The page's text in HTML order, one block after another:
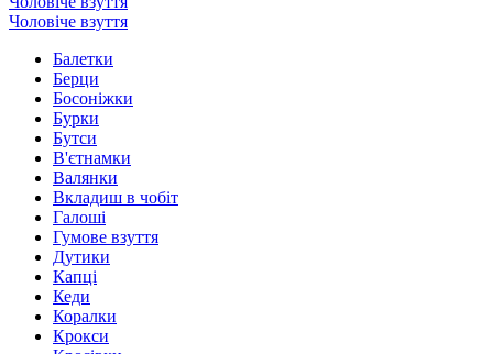
Чоловіче взуття
Балетки
Берци
Босоніжки
Бурки
Бутси
В'єтнамки
Валянки
Вкладиш в чобіт
Галоші
Гумове взуття
Дутики
Капці
Кеди
Коралки
Крокси